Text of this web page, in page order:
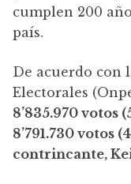
cumplen 200
país.
De acuerdo con
Electorales
8’835.970 votos
8’791.730 votos
contrincante,